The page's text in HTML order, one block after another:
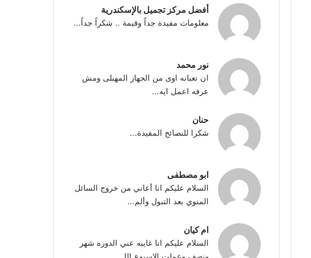
أفضل مركز تجميل بالإسكندرية
معلومات مفيدة جداً وقيمة .. شكراً جداً...
نور محمد
ان تعبانه اوى من الجهاز المهبلى ومش
عرفه اعمل ايه...
حنان
شكرا للنصائح المفيدة...
ابو مصطفى
السلام عليكم انا أعاني من خروج السائل
المنوي بعد التبول وألم...
ام كيان
السلام عليكم انا غايبه عني الدوره شهر